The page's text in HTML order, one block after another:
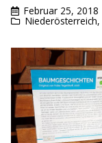
Februar 25, 2018
Niederösterreich,